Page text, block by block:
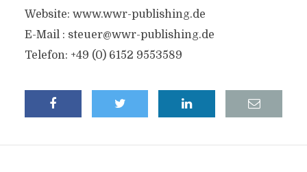
Website: www.wwr-publishing.de
E-Mail : steuer@wwr-publishing.de
Telefon: +49 (0) 6152 9553589